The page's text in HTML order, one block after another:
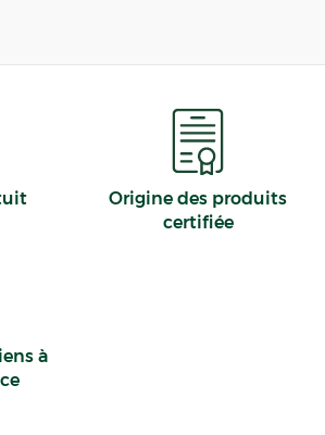
Origine des produits
certifiée
à